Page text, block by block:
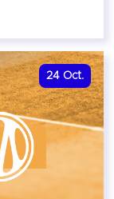
24 Oct.